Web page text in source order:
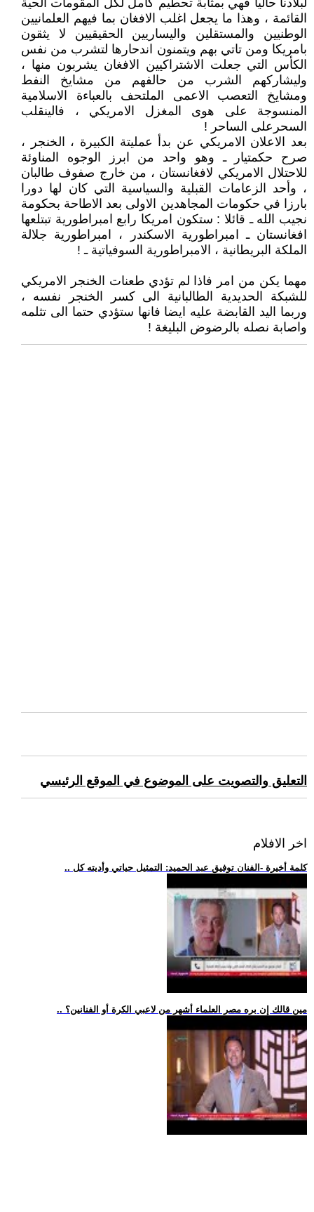
لبلادنا حاليا فهي بمثابة تحطيم كامل لكل المقومات الحية
القائمة ، وهذا ما يجعل اغلب الافغان بما فيهم العلمانيين
الوطنيين والمستقلين واليساريين الحقيقيين لا يثقون
بامريكا ومن تاتي بهم ويتمنون اندحارها لتشرب من نفس
الكأس التي جعلت الاشتراكيين الافغان يشربون منها ،
وليشاركهم الشرب من حالفهم من مشايخ النفط
ومشايخ التعصب الاعمى الملتحف بالعباءة الاسلامية
المنسوجة على هوى المغزل الامريكي ، فالينقلب
السحرعلى الساحر !
بعد الاعلان الامريكي عن بدأ عمليتة الكبيرة ، الخنجر ،
صرح حكمتيار ـ وهو واحد من ابرز الوجوه المناوئة
للاحتلال الامريكي لافغانستان ، من خارج صفوف طالبان
، وأحد الزعامات القبلية والسياسية التي كان لها دورا
بارزا في حكومات المجاهدين الاولى بعد الاطاحة بحكومة
نجيب الله ـ قائلا : ستكون امريكا رابع امبراطورية تبتلعها
افغانستان ـ امبراطورية الاسكندر ، امبراطورية جلالة
الملكة البريطانية ، الامبراطورية السوفياتية ـ !
مهما يكن من امر فاذا لم تؤدي طعنات الخنجر الامريكي
للشبكة الحديدية الطالبانية الى كسر الخنجر نفسه ،
وربما اليد القابضة عليه ايضا فانها ستؤدي حتما الى تثلمه
واصابة نصله بالرضوض البليغة !
التعليق والتصويت على الموضوع في الموقع الرئيسي
اخر الافلام
.. كلمة أخيرة -الفنان توفيق عبد الحميد: التمثيل حياتي وأديته كل
.. مين قالك إن بره مصر العلماء أشهر من لاعبي الكرة أو الفنانين؟